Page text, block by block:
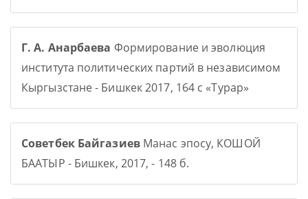
Г. А. Анарбаева Формирование и эволюция
института политических партий в независимом
Кыргызстане - Бишкек 2017, 164 с «Турар»
Советбек БайгазиевМанас эпосу, КОШОЙ
БААТЫР - Бишкек, 2017, - 148 б.